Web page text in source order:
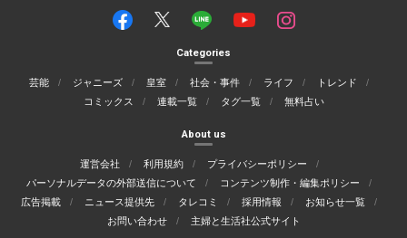
Categories
芸能 ジャニーズ 皇室 社会・事件 ライフ
トレンド
コミックス
連載一覧 タグ一覧 無料占い
About us
運営会社 利用規約
プライバシーポリシー
パーソナルデータの外部送信について
コンテンツ制作・編集ポリシー
広告掲載
ニュース提供先 タレコミ 採用情報
お知らせ一覧
お問い合わせ
主婦と生活社公式サイト